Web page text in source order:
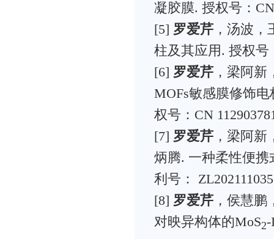
凝胶膜. 授权号：
[5] 罗爱芹 ，汤波
柱及其应用. 授权号
[6] 罗爱芹 ，梁阿
MOFs敏感膜修饰
权号：CN
[7] 罗爱芹 ，梁阿
炳腾. 一种柔性便
利号：
[8] 罗爱芹 ，侯慧
对映异构体的MoS2-